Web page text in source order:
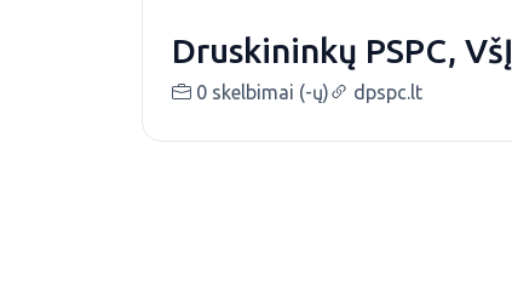
Druskininkų PSPC, VšĮ
0 skelbimai (-ų) dpspc.lt